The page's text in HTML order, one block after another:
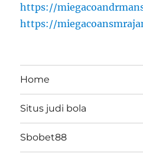
https://
https://
Home
Situs judi bola
Sbobet88